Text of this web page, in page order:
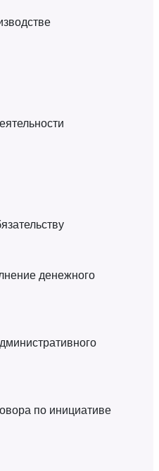
денежного
по инициативе